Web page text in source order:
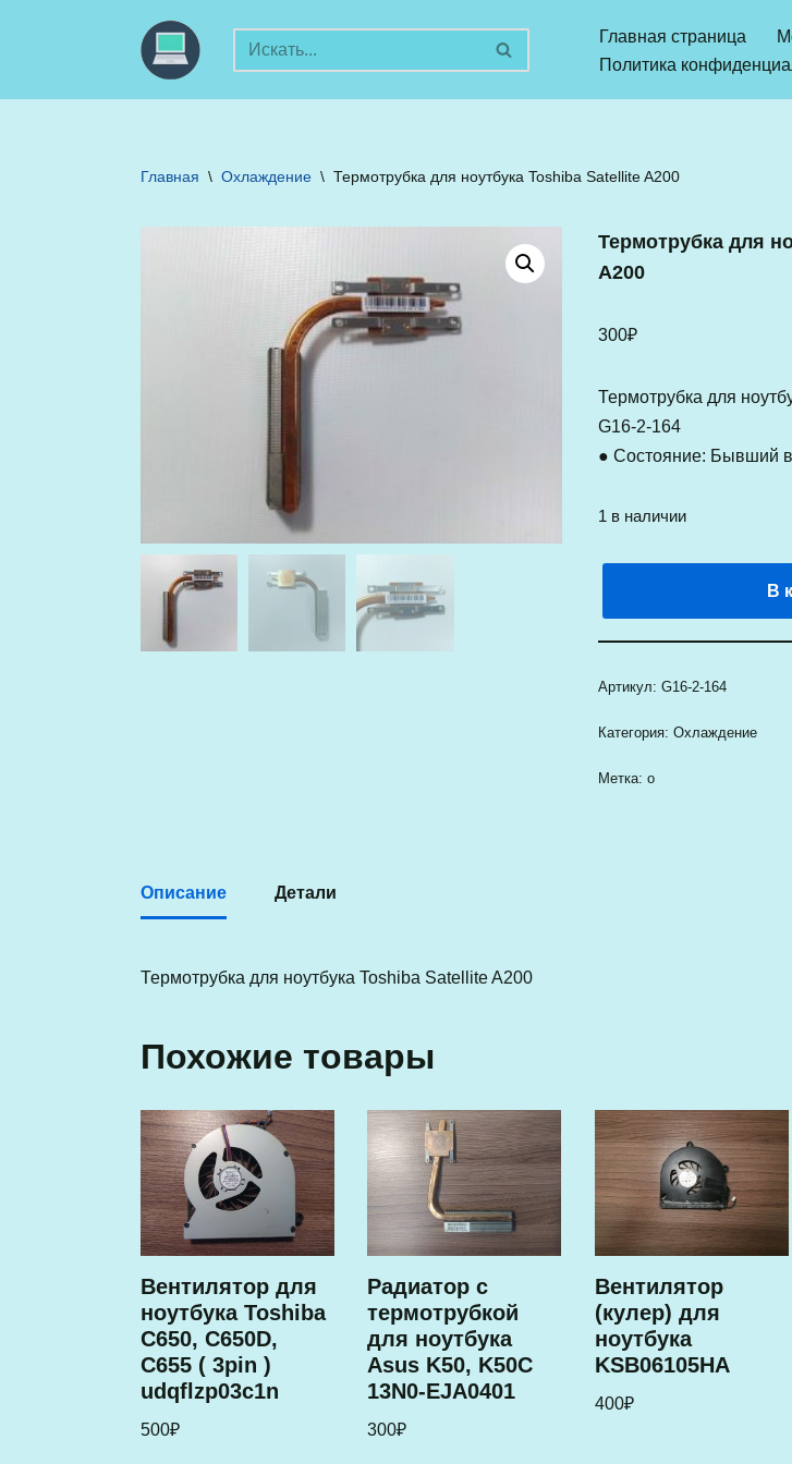
Главная страница
Политика
Главная \ Охлаждение \ Термотрубка для ноутбука Toshiba Satellite A200
Термотрубка для
A200
300₽
Термотрубка для
G16-2-164
● Состояние: Бывший
1 в наличии
В
Артикул: G16-2-164
Категория: Охлаждение
Метка: о
Описание Детали
Термотрубка для ноутбука Toshiba Satellite A200
Похожие товары
Вентилятор для
ноутбука Toshiba
C650, C650D,
C655 ( 3pin )
udqflzp03c1n
500₽
Радиатор с
термотрубкой
для ноутбука
Asus K50, K50C
13N0-EJA0401
300₽
Вентилятор
(кулер) для
ноутбука
KSB06105HA
400₽